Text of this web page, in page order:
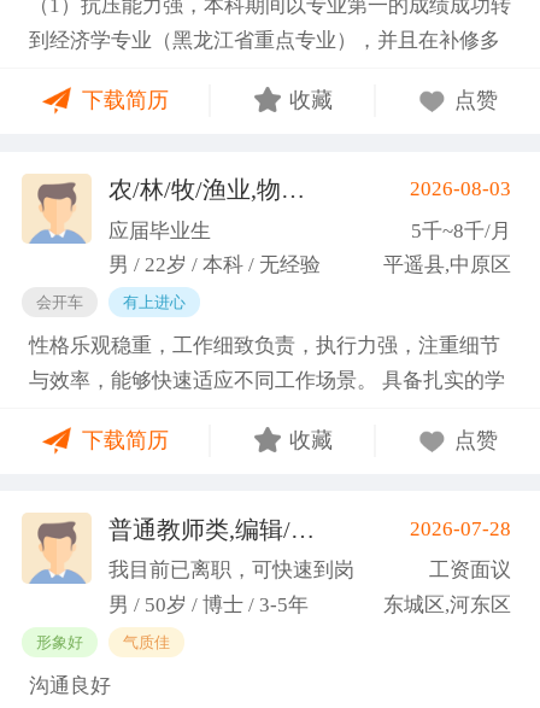
（1）抗压能力强，本科期间以专业第一的成绩成功转
到经济学专业（黑龙江省重点专业），并且在补修多
学；研一刚入学就跟随导师参加多个项目书撰写，其
基金项目以及国家重大课题项目申报书的撰写。
（2）沟通能力强，2023年9月-2024年6月在研究生管
理办公室担任助管，主要负责硕士、博士研究生开
题、预答辩和正式答辩答辩秘书工作，同时负责研究
生入学复试相关工作，研究生日常事务管理工作，与
老师和同学多方沟通协调；2025年4月-2025年7月在
图书馆信息处担任助管，主要负责毕业生论文查重、
上传，毕业生信息核对，以及协助图书馆老师与学生
沟通举办各种活动。 （3）组织管理能力强，在读期
一百余人，并组织每天口语晨读活动，同时不定期举
办各种社团内部活动，如迎新、英语角等。
下载简历 收藏 点赞
农/林/牧/渔业,物业管理,环保,物流/仓储,人事/行政/后勤
2026-08-03
应届毕业生
5千~8千/月
男 / 22岁 / 本科 / 无经验
平遥县,中原区
会开车 有上进心
性格乐观稳重，工作细致负责，执行力强，注重细节
与效率，能够快速适应不同工作场景。 具备扎实的学
路与良好的问题处理意识。 拥有较强的团队协作与跨
稳步成长并创造价值。
下载简历 收藏 点赞
普通教师类,编辑/出版/印刷 (刘先生)
2026-07-28
我目前已离职，可快速到岗
工资面议
男 / 50岁 / 博士 / 3-5年
东城区,河东区
形象好 气质佳
沟通良好